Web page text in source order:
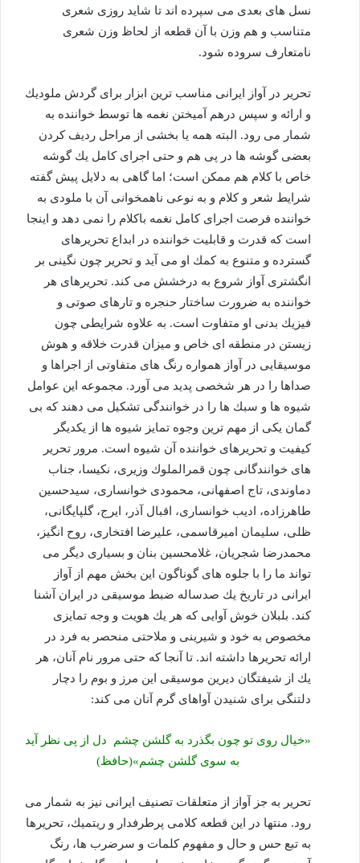
نسل های بعدی می سپرده اند تا شاید روزی شعری
متناسب و هم وزن با آن قطعه از لحاظ وزن شعری
نامتعارف سروده شود.
تحریر در آواز ایرانی مناسب ترین ابزار برای گردش ملودیك
و ارائه و سپس درهم آمیختن نغمه ها توسط خواننده به
شمار می رود. البته همه یا بخشی از مراحل ردیف كردن
بعضی گوشه ها در پی هم و حتی اجرای كامل یك گوشه
خاص با كلام هم ممكن است؛ اما گاهی به دلایل پیش گفته
شرایط شعر و كلام و به نوعی ناهمخوانی آن با ملودی به
خواننده فرصت اجرای كامل نغمه باكلام را نمی دهد و اینجا
است كه قدرت و قابلیت خواننده در ابداع تحریرهای
گسترده و متنوع به كمك او می آید و تحریر چون نگینی بر
انگشتری آواز شروع به درخشش می كند. تحریرهای هر
خواننده به ضرورت ساختار حنجره و تارهای صوتی و
فیزیك بدنی او متفاوت است. به علاوه شرایطی چون
زیستن در منطقه ای خاص و میزان قدرت خلاقه و هوش
موسیقایی در آواز همواره رنگ های متفاوتی از اجراها و
صداها را در هر شخصی پدید می آورد. مجموعه این عوامل
شیوه ها و سبك ها را در خوانندگی تشكیل می دهند كه بی
گمان یكی از مهم ترین وجوه تمایز شیوه ها از یكدیگر
كیفیت و تحریرهای خواننده آن شیوه است. مرور تحریر
های خوانندگانی چون قمرالملوك وزیری، نكیسا، جناب
دماوندی، تاج اصفهانی، محمودی خوانساری، سیدحسین
طاهرزاده، ادیب خوانساری، اقبال آذر، ایرج، گلپایگانی،
ظلی، سلیمان امیرقاسمی، علیرضا افتخاری، روح انگیز،
محمدرضا شجریان، غلامحسین بنان و بسیاری دیگر می
تواند ما را با جلوه های گوناگون این بخش مهم از آواز
ایرانی در تاریخ یك صدساله ضبط موسیقی در ایران آشنا
كند. بلبلان خوش آوایی كه هر یك هویت و وجه تمایزی
مخصوص به خود و شیرینی و ملاحتی منحصر به فرد در
ارائه تحریرها داشته اند. تا آنجا كه حتی مرور نام آنان، هر
یك از شیفتگان دیرین موسیقی این مرز و بوم را دچار
دلتنگی برای شنیدن آواهای گرم آنان می كند:
«خیال روی تو چون بگذرد به گلشن چشم دل از پی نظر آید
به سوی گلشن چشم»(حافظ)
تحریر به جز آواز از متعلقات تصنیف ایرانی نیز به شمار می
رود. منتها در این قطعه كلامی پرطرفدار و ریتمیك، تحریرها
به تبع حس و حال و مفهوم كلمات و سرضرب ها، رنگ